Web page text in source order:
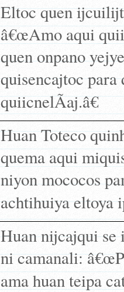
Eltoc quen
â€œAmo aqui
quen onpano
quisencajtoc para
quiicnelÃ­aj.â€
Huan Toteco
quema aqui
niyon mococos
achtihuiya eltoya
Huan nijcajqui
ni camanali:
ama huan teipa